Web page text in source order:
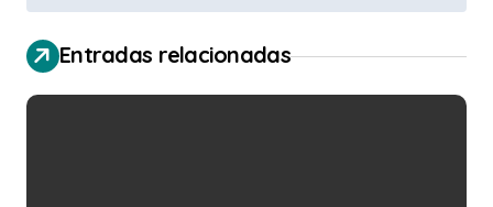
g
a
c
Entradas relacionadas